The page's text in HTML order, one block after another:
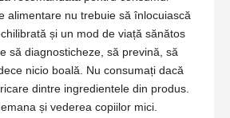
alimentare nu trebuie să înlocuiască
și un mod de viață sănătos
să diagnosticheze, să prevină, să
nicio boală. Nu consumați dacă
dintre ingredientele din produs.
și vederea copiilor mici.